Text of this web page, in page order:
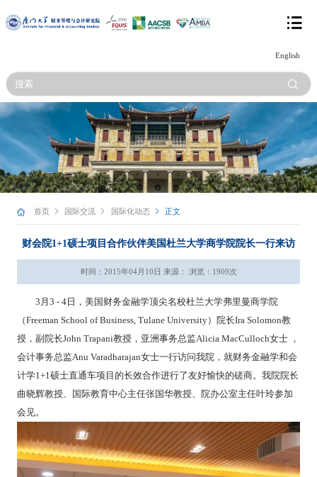
English
首页 国际交流 国际化动态 正文
财会院1+1硕士项目合作伙伴美国杜兰大学商学院院长一行来访
时间：2015年04月10日 来源： 浏览： 1909次
3 月 3 - 4日，美国财务金融学顶尖名校杜兰大学弗里曼商学院
（Freeman School of Business, Tulane University）院长Ira Solomon教
授，副院长John Trapani教授，亚洲事务总监Alicia MacCulloch女士 ，
会计事务总监Anu Varadharajan女士一行访问我院，就财务金融学和会
计学1+1硕士直通车项目的长效合作进行了友好愉快的磋商。 我院院长
曲晓辉教授、国际教育中心主任张国华教授、院办公室主任叶玲参加
会见。